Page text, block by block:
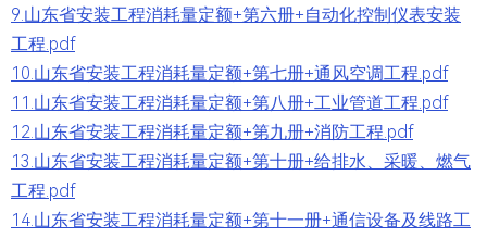
9.山东省安装工程消耗量定额+第六册+自动化控制仪表安装
工程.pdf
10.山东省安装工程消耗量定额+第七册+通风空调工程.pdf
11.山东省安装工程消耗量定额+第八册+工业管道工程.pdf
12.山东省安装工程消耗量定额+第九册+消防工程.pdf
13.山东省安装工程消耗量定额+第十册+给排水、采暖、燃气
工程.pdf
14.山东省安装工程消耗量定额+第十一册+通信设备及线路工